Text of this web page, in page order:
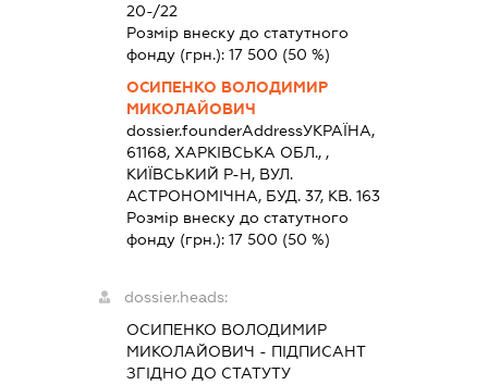
20-/22
Розмір внеску до статутного
фонду (грн.):17 500 (50 %)
ОСИПЕНКО ВОЛОДИМИР
МИКОЛАЙОВИЧ
dossier.founderAddressУКРАЇНА,
61168, ХАРКIВСЬКА ОБЛ., ,
КИЇВСЬКИЙ Р-Н, ВУЛ.
АСТРОНОМІЧНА, БУД. 37, КВ. 163
Розмір внеску до статутного
фонду (грн.):17 500 (50 %)
dossier.heads:
ОСИПЕНКО ВОЛОДИМИР
МИКОЛАЙОВИЧ - ПІДПИСАНТ
ЗГІДНО ДО СТАТУТУ